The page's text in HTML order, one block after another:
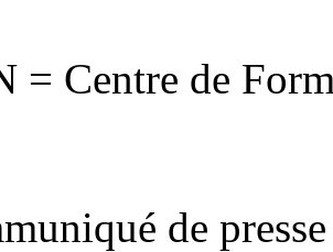
= Centre de
de